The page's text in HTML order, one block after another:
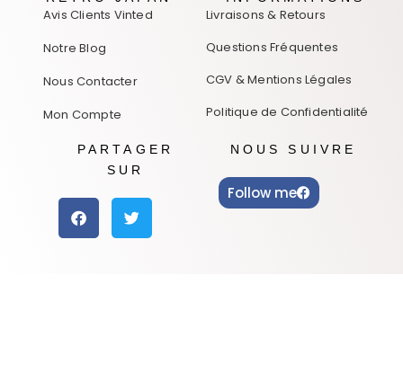
Avis Clients Vinted
Notre Blog
Nous Contacter
Mon Compte
Livraisons & Retours
Questions Fréquentes
CGV & Mentions Légales
Politique de Confidentialité
PARTAGER
SUR
NOUS SUIVRE
Follow me